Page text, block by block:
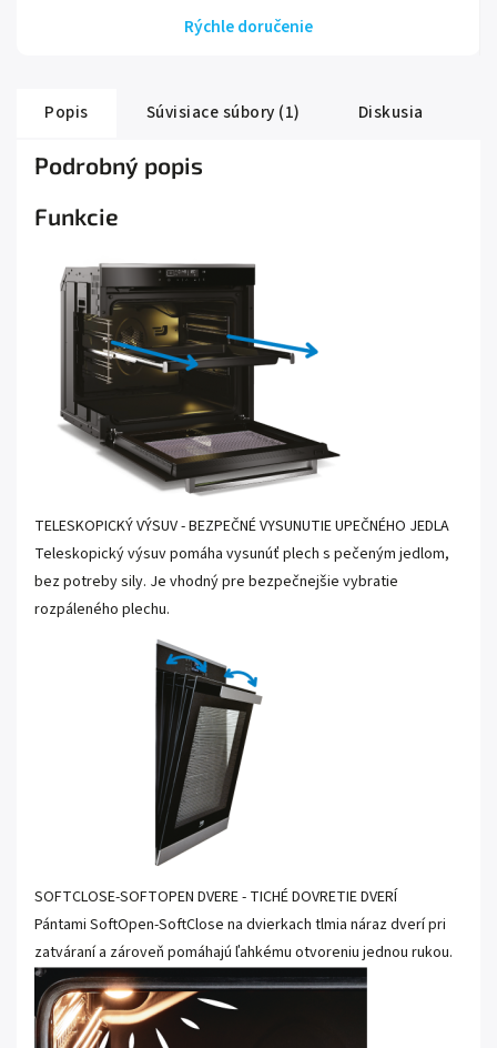
Rýchle doručenie
Popis Súvisiace súbory (1) Diskusia
Podrobný popis
Funkcie
TELESKOPICKÝ VÝSUV - BEZPEČNÉ VYSUNUTIE UPEČNÉHO JEDLA
Teleskopický výsuv pomáha vysunúť plech s pečeným jedlom,
bez potreby sily. Je vhodný pre bezpečnejšie vybratie
rozpáleného plechu.
SOFTCLOSE-SOFTOPEN DVERE - TICHÉ DOVRETIE DVERÍ
Pántami SoftOpen-SoftClose na dvierkach tlmia náraz dverí pri
zatváraní a zároveň pomáhajú ľahkému otvoreniu jednou rukou.